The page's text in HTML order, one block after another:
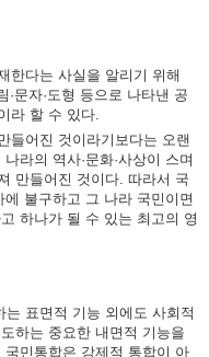
한다는 사실을 알리기 위해
문자·도형 등으로 나타낸 공
라 할 수 있다.
들어진 것이라기보다는 오랜
라의 역사·문화·사상이 스며
만들어진 것이다. 따라서 국
불구하고 그 나라 국민이면
하나가 될 수 있는 최고의 영
표면적 기능 외에도 사회적
하는 중요한 내면적 기능을
민통합은 강제적 통합이 아